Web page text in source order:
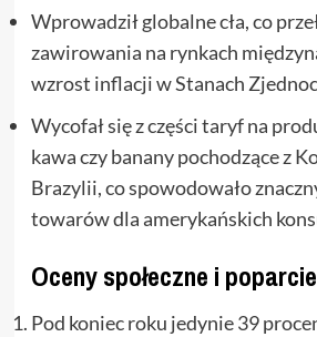
Wprowadził globalne cła, co
zawirowania na rynkach
wzrost inflacji w Stanach
Wycofał się z części taryf na
kawa czy banany pochodzące z
Brazylii, co spowodowało
towarów dla amerykańskich
Oceny społeczne i poparcie
Pod koniec roku jedynie 39